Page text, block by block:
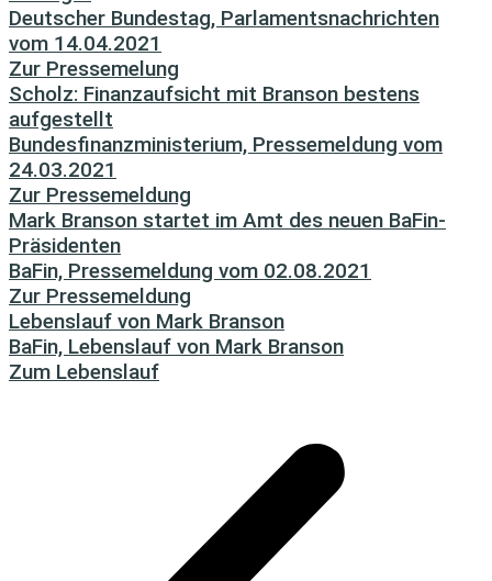
Deutscher Bundestag, Parlamentsnachrichten
vom 14.04.2021
Zur Pressemelung
Scholz: Finanzaufsicht mit Branson bestens
aufgestellt
Bundesfinanzministerium, Pressemeldung vom
24.03.2021
Zur Pressemeldung
Mark Branson startet im Amt des neuen BaFin-
Präsidenten
BaFin, Pressemeldung vom 02.08.2021
Zur Pressemeldung
Lebenslauf von Mark Branson
BaFin, Lebenslauf von Mark Branson
Zum Lebenslauf